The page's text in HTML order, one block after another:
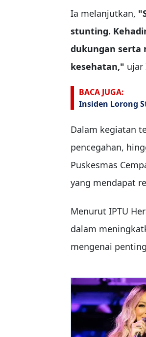
Ia melanjutkan,
stunting.
dukungan serta
kesehatan," ujar
BACA JUGA:
Insiden Lorong
Dalam kegiatan
pencegahan,
Puskesmas
yang mendapat
Menurut IPTU
dalam
mengenai